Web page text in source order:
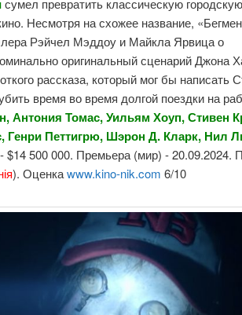
сумел превратить классическую
Несмотря на схожее название,
Рэйчел Мэддоу и Майкла Ярвица о
оригинальный сценарий Джона
рассказа, который мог бы написать
время во время долгой поездки на
Антония Томас, Уильям Хоуп, Стивен
Генри Петтигрю, Шэрон Д. Кларк, Нил
500 000. Премьера (мир) - 20.09.2024.
). Оценкаwww.kino-nik.com 6/10